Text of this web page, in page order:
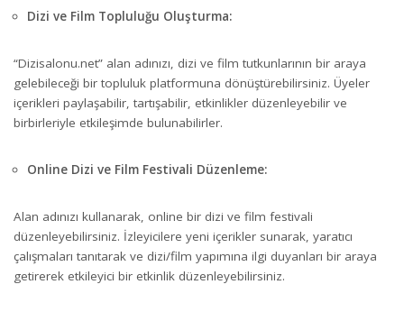
Dizi ve Film Topluluğu Oluşturma:
“Dizisalonu.net” alan adınızı, dizi ve film tutkunlarının bir araya
gelebileceği bir topluluk platformuna dönüştürebilirsiniz. Üyeler
içerikleri paylaşabilir, tartışabilir, etkinlikler düzenleyebilir ve
birbirleriyle etkileşimde bulunabilirler.
Online Dizi ve Film Festivali Düzenleme:
Alan adınızı kullanarak, online bir dizi ve film festivali
düzenleyebilirsiniz. İzleyicilere yeni içerikler sunarak, yaratıcı
çalışmaları tanıtarak ve dizi/film yapımına ilgi duyanları bir araya
getirerek etkileyici bir etkinlik düzenleyebilirsiniz.